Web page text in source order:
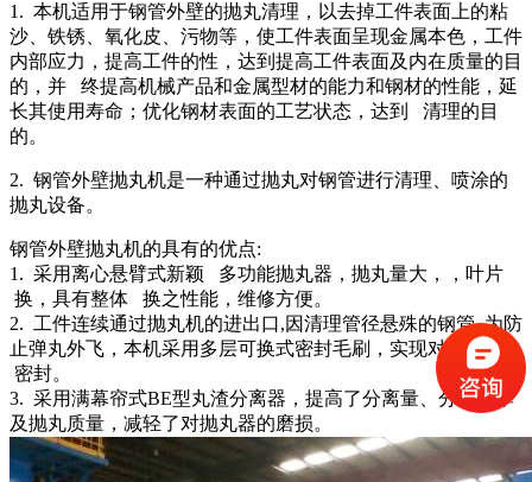
1. 本机适用于钢管外壁的抛丸清理，以去掉工件表面上的粘
沙、铁锈、氧化皮、污物等，使工件表面呈现金属本色，工件
内部应力，提高工件的性，达到提高工件表面及内在质量的目
的，并 终提高机械产品和金属型材的能力和钢材的性能，延
长其使用寿命；优化钢材表面的工艺状态，达到 清理的目
的。
2. 钢管外壁抛丸机是一种通过抛丸对钢管进行清理、喷涂的
抛丸设备。
钢管外壁抛丸机的具有的优点:
1. 采用离心悬臂式新颖 多功能抛丸器，抛丸量大，，叶片
换，具有整体 换之性能，维修方便。
2. 工件连续通过抛丸机的进出口,因清理管径悬殊的钢管, 为防
止弹丸外飞，本机采用多层可换式密封毛刷，实现对弹丸的
密封。
3. 采用满幕帘式BE型丸渣分离器，提高了分离量、分离效率
及抛丸质量，减轻了对抛丸器的磨损。